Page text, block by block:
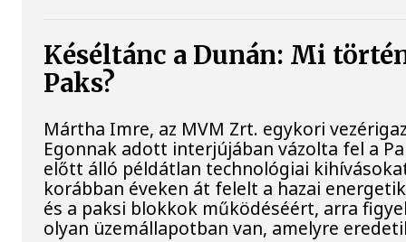
Késéltánc a Dunán: Mi
Paks?
Mártha Imre, az MVM Zrt. egykori
Egonnak adott interjújában vázolta fel a
előtt álló példátlan technológiai
korábban éveken át felelt a hazai
és a paksi blokkok működéséért, arra
olyan üzemállapotban van, amelyre